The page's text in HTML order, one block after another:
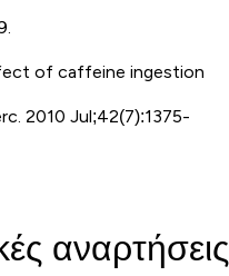
of caffeine ingestion
2010 Jul;42(7):1375-
αναρτήσεις